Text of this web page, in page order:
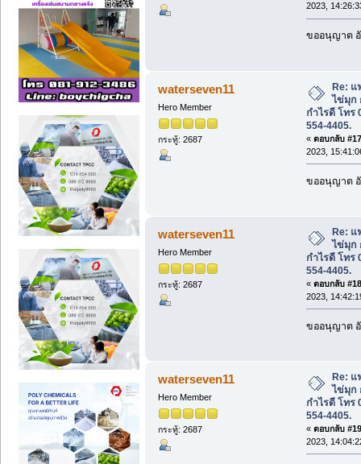
2023,
ขออนุญาต
waterseven11
Hero Member
กระทู้: 2687
Re: แ
ไข่มุก
กำไรดี โทร
554-4405.
« ตอบกลับ
2023,
ขออนุญาต
waterseven11
Hero Member
กระทู้: 2687
Re: แ
ไข่มุก
กำไรดี โทร
554-4405.
« ตอบกลับ
2023,
ขออนุญาต
waterseven11
Hero Member
กระทู้: 2687
Re:
ไข่มุก
กำไรดี โทร
554-4405.
« ตอบกลับ
2023,